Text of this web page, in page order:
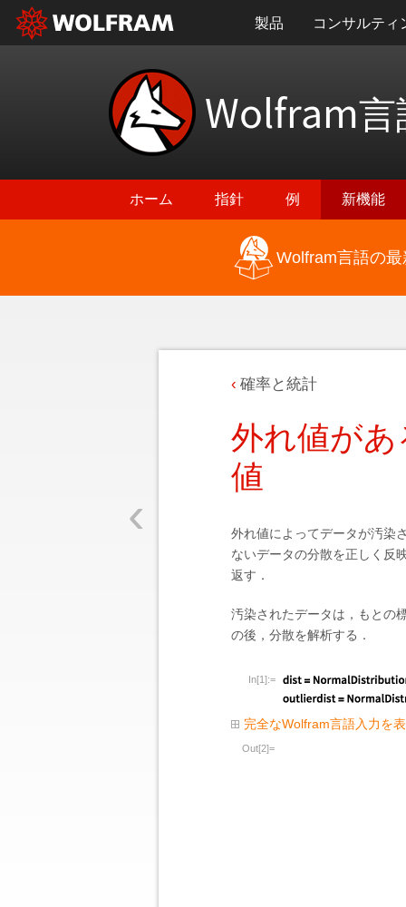
製品 コンサルティ
Wolfram言
ホーム 指針 例 新機能
Wolfram言語の
‹
確率と統計
外れ値が
値
外れ値によってデータが汚染
ないデータの分散を正しく反
返す．
汚染されたデータは，もとの
の後，分散を解析する．
In[1]:=
完全なWolfram言語入力を
Out[2]=